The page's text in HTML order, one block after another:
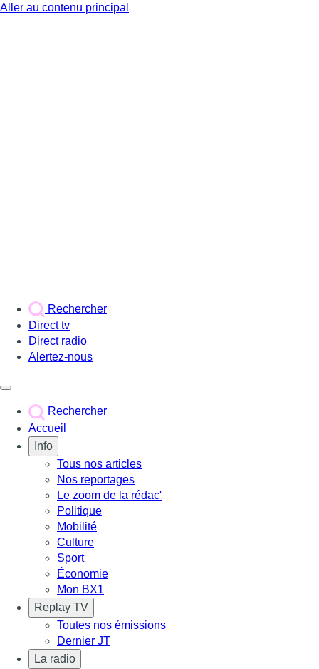
Aller au contenu principal
Rechercher
Direct tv
Direct radio
Alertez-nous
Rechercher
Accueil
Info
Tous nos articles
Nos reportages
Le zoom de la rédac'
Politique
Mobilité
Culture
Sport
Économie
Mon BX1
Replay TV
Toutes nos émissions
Dernier JT
La radio